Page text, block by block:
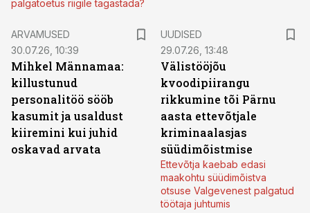
palgatoetus riigile tagastada?
ARVAMUSED
30.07.26, 10:39
Mihkel Männamaa:
killustunud
personalitöö sööb
kasumit ja usaldust
kiiremini kui juhid
oskavad arvata
UUDISED
29.07.26, 13:48
Välistööjõu
kvoodipiirangu
rikkumine tõi Pärnu
aasta ettevõtjale
kriminaalasjas
süüdimõistmise
Ettevõtja kaebab edasi
maakohtu süüdimõistva
otsuse Valgevenest palgatud
töötaja juhtumis